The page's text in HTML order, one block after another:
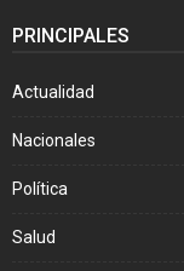
PRINCIPALES
Actualidad
Nacionales
Política
Salud